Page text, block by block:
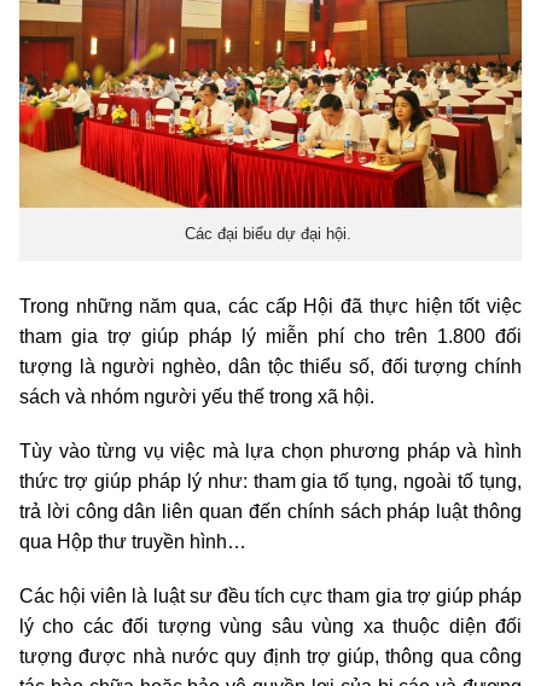
Các đại biểu dự đại hội.
Trong những năm qua, các cấp Hội đã thực hiện tốt việc
tham gia trợ giúp pháp lý miễn phí cho trên 1.800 đối
tượng là người nghèo, dân tộc thiểu số, đối tượng chính
sách và nhóm người yếu thế trong xã hội.
Tùy vào từng vụ việc mà lựa chọn phương pháp và hình
thức trợ giúp pháp lý như: tham gia tố tụng, ngoài tố tụng,
trả lời công dân liên quan đến chính sách pháp luật thông
qua Hộp thư truyền hình…
Các hội viên là luật sư đều tích cực tham gia trợ giúp pháp
lý cho các đối tượng vùng sâu vùng xa thuộc diện đối
tượng được nhà nước quy định trợ giúp, thông qua công